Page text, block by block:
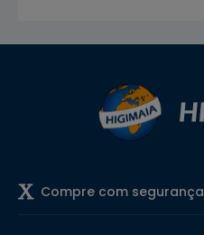
Compre com segurança